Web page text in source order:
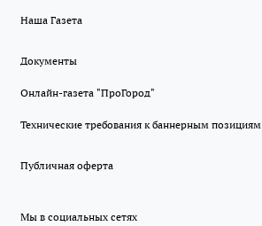
Наша Газета
Документы
Онлайн-газета "ПроГород"
Технические требования к баннерным позициям
Публичная оферта
Мы в социальных сетях